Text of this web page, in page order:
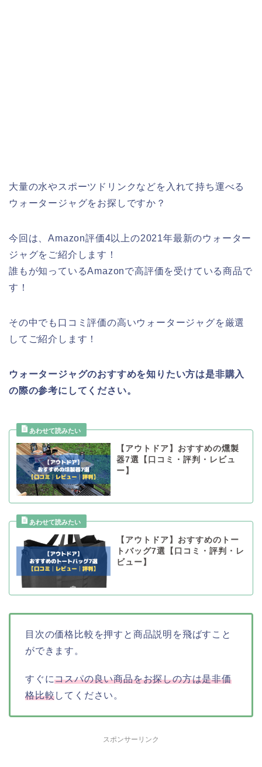
大量の水やスポーツドリンクなどを入れて持ち運べる
ウォータージャグをお探しですか？
今回は、Amazon評価4以上の2021年最新のウォーター
ジャグをご紹介します！
誰もが知っているAmazonで高評価を受けている商品で
す！
その中でも口コミ評価の高いウォータージャグを厳選
してご紹介します！
ウォータージャグのおすすめを知りたい方は是非購入
の際の参考にしてください。
【アウトドア】おすすめの燻製
器7選【口コミ・評判・レビュ
ー】
【アウトドア】おすすめのトー
トバッグ7選【口コミ・評判・レ
ビュー】
目次の価格比較を押すと商品説明を飛ばすこと
ができます。
すぐにコスパの良い商品をお探しの方は是非価
格比較してください。
スポンサーリンク